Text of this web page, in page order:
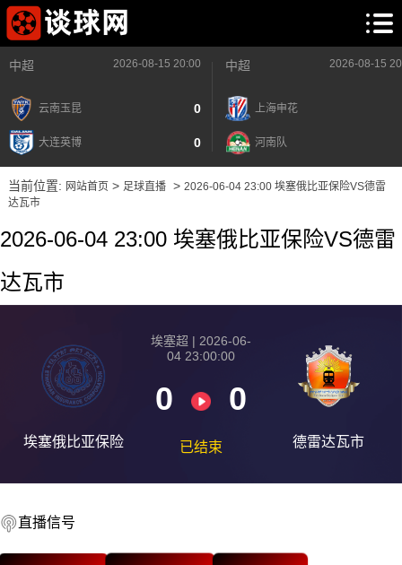
中超 2026-08-15 20:00
云南玉昆 0
大连英博 0
中超 2026-08-15
上海申花
河南队
当前位置: 网站首页> 足球直播> 2026-06-04 23:00 埃塞俄比亚保险VS德雷
达瓦市
2026-06-04 23:00 埃塞俄比亚保险VS德雷
达瓦市
埃塞俄比亚保险
埃塞超 | 2026-06-
04 23:00:00
0 0
已结束 德雷达瓦市
直播信号
2026-08-15 【埃塞超】 埃塞俄比亚保险VS德雷达瓦市
2026-08-15 【埃塞超】 埃塞俄比亚保险VS德雷达瓦市